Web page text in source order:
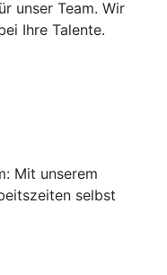
unser Team. Wir
Ihre Talente.
Mit unserem
selbst